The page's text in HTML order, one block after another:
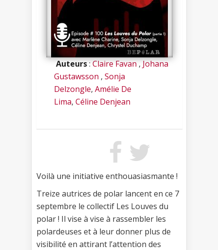
Auteurs:Claire Favan,Johana
Gustawsson , Sonja
Delzongle, Amélie De
Lima, Céline Denjean
Voilà une initiative enthouasiasmante !
Treize autrices de polar lancent en ce 7
septembre le collectif Les Louves du
polar ! Il vise à vise à rassembler les
polardeuses et à leur donner plus de
visibilité en attirant l’attention des